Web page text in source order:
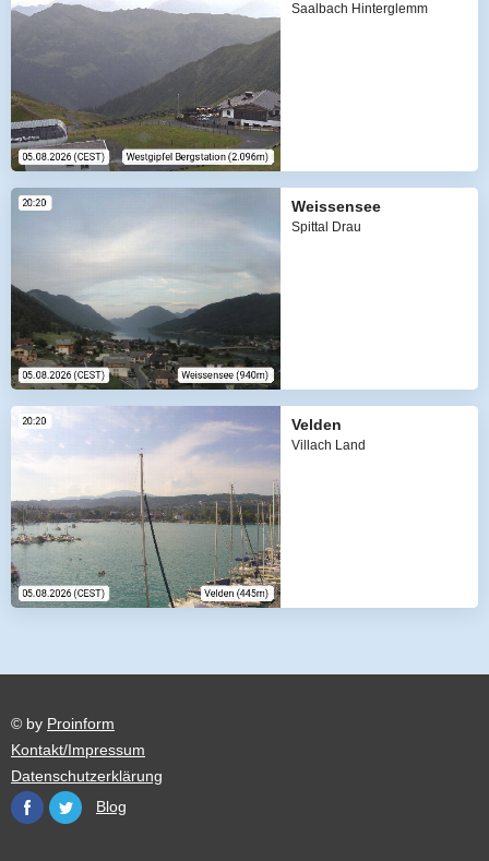
Saalbach Hinterglemm
Weissensee
Spittal Drau
Velden
Villach Land
© by Proinform
Kontakt/Impressum
Datenschutzerklärung
Blog